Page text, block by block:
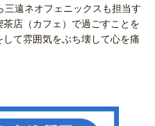
三遠ネオフェニックスも担当す
店（カフェ）で過ごすことを
て雰囲気をぶち壊して心を痛